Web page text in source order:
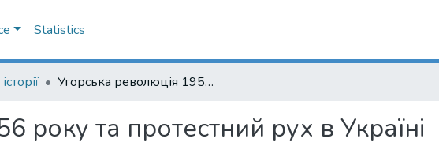
Statistics
Угорська революція 1956 року та протестний рух в Україні
року та протестний рух в Україні